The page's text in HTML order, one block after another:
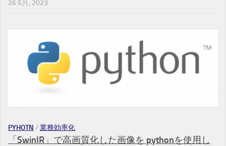
26 5月, 2023
PYHOTN /業務効率化
「SwinIR」で高画質化した画像を pythonを使用し